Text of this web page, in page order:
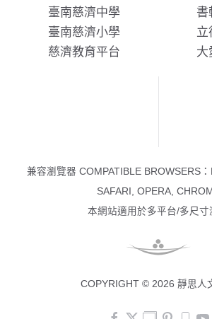
臺南慈濟中學
臺南慈濟小學
慈濟教育平台
書
立
大
兼容瀏覽器 COMPATIBLE BROWSERS
SAFARI, OPERA,
本網站適用於多平台/多尺寸
COPYRIGHT © 2026 靜思人